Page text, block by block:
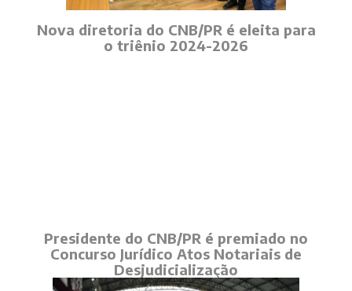
Nova diretoria do CNB/PR é eleita para
o triênio 2024-2026
Presidente do CNB/PR é premiado no
Concurso Jurídico Atos Notariais de
Desjudicialização